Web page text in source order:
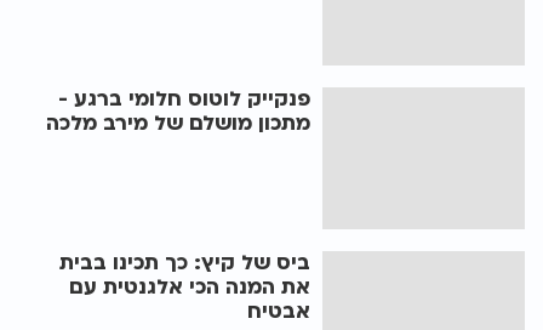
פנקייק לוטוס חלומי ברגע -
מתכון מושלם של מירב מלכה
ביס של קיץ: כך תכינו בבית
את המנה הכי אלגנטית עם
אבטיח